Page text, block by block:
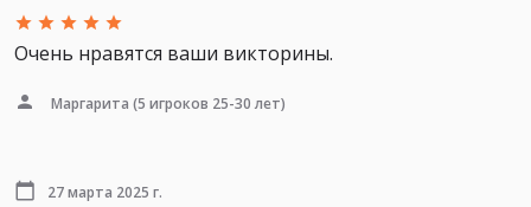
Очень нравятся ваши викторины.
Маргарита (5 игроков 25-30 лет)
27 марта 2025 г.